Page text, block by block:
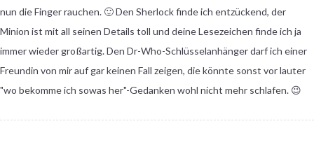
nun die Finger rauchen. 🙂 Den Sherlock finde ich entzückend, der
Minion ist mit all seinen Details toll und deine Lesezeichen finde ich ja
immer wieder großartig. Den Dr-Who-Schlüsselanhänger darf ich einer
Freundin von mir auf gar keinen Fall zeigen, die könnte sonst vor lauter
"wo bekomme ich sowas her"-Gedanken wohl nicht mehr schlafen. 😉